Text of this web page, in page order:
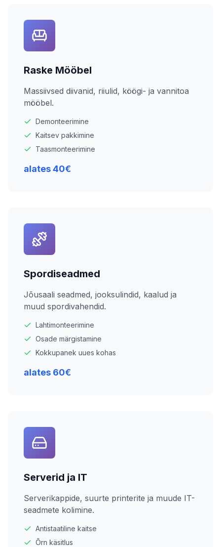
Raske Mööbel
Massiivsed diivanid, riiulid, köögi- ja vannitoa
mööbel.
Demonteerimine
Kaitsev pakkimine
Taasmonteerimine
alates 40€
Spordiseadmed
Jõusaali seadmed, jooksulindid, kaalud ja
muud spordivahendid.
Lahtimonteerimine
Osade märgistamine
Kokkupanek uues kohas
alates 60€
Serverid ja IT
Serverikappide, suurte printerite ja muude IT-
seadmete kolimine.
Antistaatiline kaitse
Õrn käsitlus